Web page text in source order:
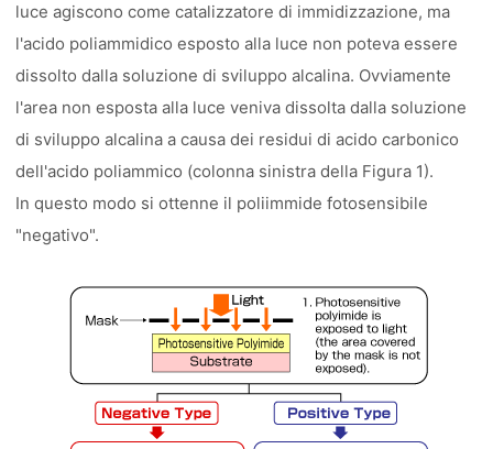
luce agiscono come catalizzatore di immidizzazione, ma
l'acido poliammidico esposto alla luce non poteva essere
dissolto dalla soluzione di sviluppo alcalina. Ovviamente
l'area non esposta alla luce veniva dissolta dalla soluzione
di sviluppo alcalina a causa dei residui di acido carbonico
dell'acido poliammico (colonna sinistra della Figura 1).
In questo modo si ottenne il poliimmide fotosensibile
"negativo".